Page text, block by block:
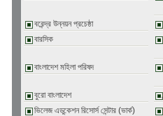
বরেন্দ্র উন্নয়ন প্রচেষ্ঠা
বারসিক
বাংলাদেশ মহিলা পরিষদ
বুরো বাংলাদেশ
ভিলেজ এডুকেশন রিসোর্স সেন্টার (ভার্ক)